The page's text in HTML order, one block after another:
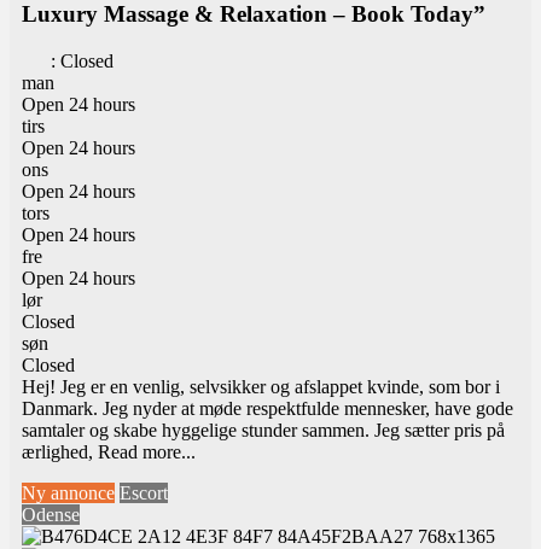
Luxury Massage & Relaxation – Book Today”
: Closed
man
Open 24 hours
tirs
Open 24 hours
ons
Open 24 hours
tors
Open 24 hours
fre
Open 24 hours
lør
Closed
søn
Closed
Hej! Jeg er en venlig, selvsikker og afslappet kvinde, som bor i
Danmark. Jeg nyder at møde respektfulde mennesker, have gode
samtaler og skabe hyggelige stunder sammen. Jeg sætter pris på
ærlighed, Read more...
Ny annonce Escort
Odense